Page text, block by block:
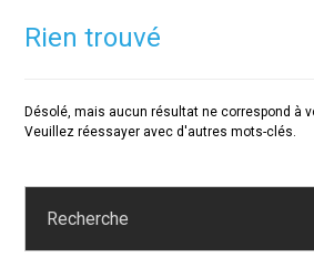
Rien trouvé
Désolé, mais aucun résultat ne correspond à
Veuillez réessayer avec d'autres mots-clés.